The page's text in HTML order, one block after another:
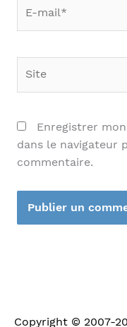
Enregistrer
dans le navigateur
commentaire.
Copyright © 2007-